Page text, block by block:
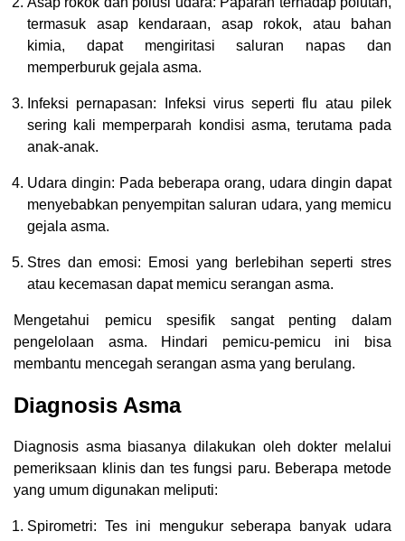
termasuk asap kendaraan, asap rokok, atau bahan
kimia, dapat mengiritasi saluran napas dan
memperburuk gejala asma.
Infeksi pernapasan: Infeksi virus seperti flu atau pilek
sering kali memperparah kondisi asma, terutama pada
anak-anak.
Udara dingin: Pada beberapa orang, udara dingin dapat
menyebabkan penyempitan saluran udara, yang memicu
gejala asma.
Stres dan emosi: Emosi yang berlebihan seperti stres
atau kecemasan dapat memicu serangan asma.
Mengetahui pemicu spesifik sangat penting dalam
pengelolaan asma. Hindari pemicu-pemicu ini bisa
membantu mencegah serangan asma yang berulang.
Diagnosis Asma
Diagnosis asma biasanya dilakukan oleh dokter melalui
pemeriksaan klinis dan tes fungsi paru. Beberapa metode
yang umum digunakan meliputi:
Spirometri: Tes ini mengukur seberapa banyak udara